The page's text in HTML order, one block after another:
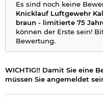
Jubiläumsmodell über den
Matchabzug. Dieser gilt
Abzüge im Bereich der
Verbindung mit dem
ermöglicht das System
Historischer
Modelle
Es sind noch keine
Knicklauf Luftgewehr
braun - limitierte 75
können der Erste sein!
Bewertung.
WICHTIG!! Damit Sie eine
müssen Sie angemeldet